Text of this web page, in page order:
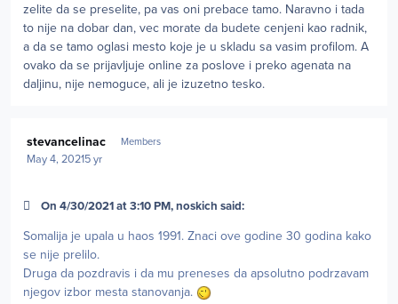
zelite da se preselite, pa vas oni prebace tamo. Naravno i tada
to nije na dobar dan, vec morate da budete cenjeni kao radnik,
a da se tamo oglasi mesto koje je u skladu sa vasim profilom. A
ovako da se prijavljuje online za poslove i preko agenata na
daljinu, nije nemoguce, ali je izuzetno tesko.
stevancelinac Members
May 4, 20215 yr
On 4/30/2021 at 3:10 PM, noskich said:
Somalija je upala u haos 1991. Znaci ove godine 30 godina kako
se nije prelilo.
Druga da pozdravis i da mu preneses da apsolutno podrzavam
njegov izbor mesta stanovanja.